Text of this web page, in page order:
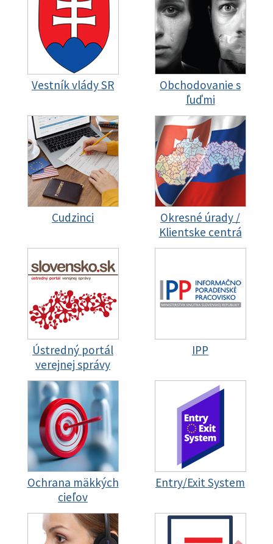
Vestník vlády SR
Obchodovanie s
ľuďmi
Cudzinci
Okresné úrady /
Klientske centrá
Ústredný portál
verejnej správy
IPP
Ochrana mäkkých
cieľov
Entry/Exit System